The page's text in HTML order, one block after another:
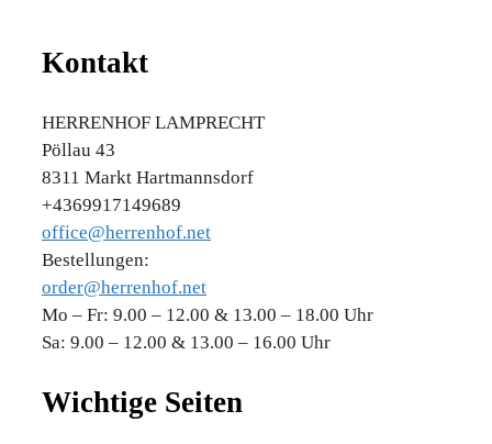
Kontakt
HERRENHOF LAMPRECHT
Pöllau 43
8311 Markt Hartmannsdorf
+4369917149689
office@herrenhof.net
Bestellungen:
order@herrenhof.net
Mo – Fr: 9.00 – 12.00 & 13.00 – 18.00 Uhr
Sa: 9.00 – 12.00 & 13.00 – 16.00 Uhr
Wichtige Seiten